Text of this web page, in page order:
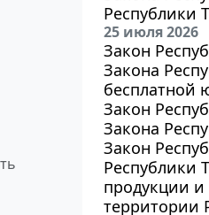
Республики
25 июля 2026
Закон
Закона
бесплатной
Закон
Закона
Закон
Республики
продукции и
территории